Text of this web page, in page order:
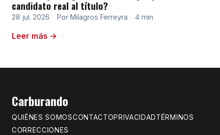
candidato real al título?
28 jul. 2026 · Por Milagros Ferreyra · 4 min
Leer más →
Carburando
QUIÉNES SOMOSCONTACTOPRIVACIDADTÉRMINOS
CORRECCIONES